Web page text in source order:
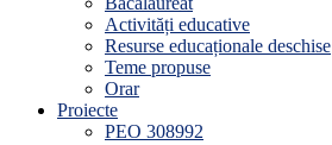
Activități educative
Resurse educaționale deschise
Teme propuse
Orar
Proiecte
PEO 308992